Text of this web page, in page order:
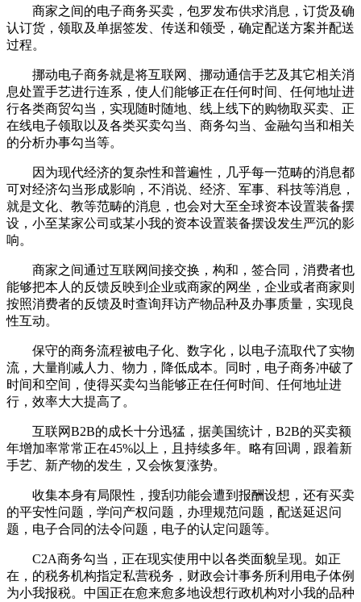
商家之间的电子商务买卖，包罗发布供求消息，订货及确
认订货，领取及单据签发、传送和领受，确定配送方案并配送
过程。
挪动电子商务就是将互联网、挪动通信手艺及其它相关消
息处置手艺进行连系，使人们能够正在任何时间、任何地址进
行各类商贸勾当，实现随时随地、线上线下的购物取买卖、正
在线电子领取以及各类买卖勾当、商务勾当、金融勾当和相关
的分析办事勾当等。
因为现代经济的复杂性和普遍性，几乎每一范畴的消息都
可对经济勾当形成影响，不消说、经济、军事、科技等消息，
就是文化、教等范畴的消息，也会对大至全球资本设置装备摆
设，小至某家公司或某小我的资本设置装备摆设发生严沉的影
响。
商家之间通过互联网间接交换，构和，签合同，消费者也
能够把本人的反馈反映到企业或商家的网坐，企业或者商家则
按照消费者的反馈及时查询拜访产物品种及办事质量，实现良
性互动。
保守的商务流程被电子化、数字化，以电子流取代了实物
流，大量削减人力、物力，降低成本。同时，电子商务冲破了
时间和空间，使得买卖勾当能够正在任何时间、任何地址进
行，效率大大提高了。
互联网B2B的成长十分迅猛，据美国统计，B2B的买卖额
年增加率常常正在45%以上，且持续多年。略有回调，跟着新
手艺、新产物的发生，又会恢复涨势。
收集本身有局限性，搜刮功能会遭到报酬设想，还有买卖
的平安性问题，学问产权问题，办理规范问题，配送延迟问
题，电子合同的法令问题，电子的认定问题等。
C2A商务勾当，正在现实使用中以各类面貌呈现。如正
在，的税务机构指定私营税务，财政会计事务所利用电子体例
为小我报税。中国正在愈来愈多地设想行政机构对小我的品种